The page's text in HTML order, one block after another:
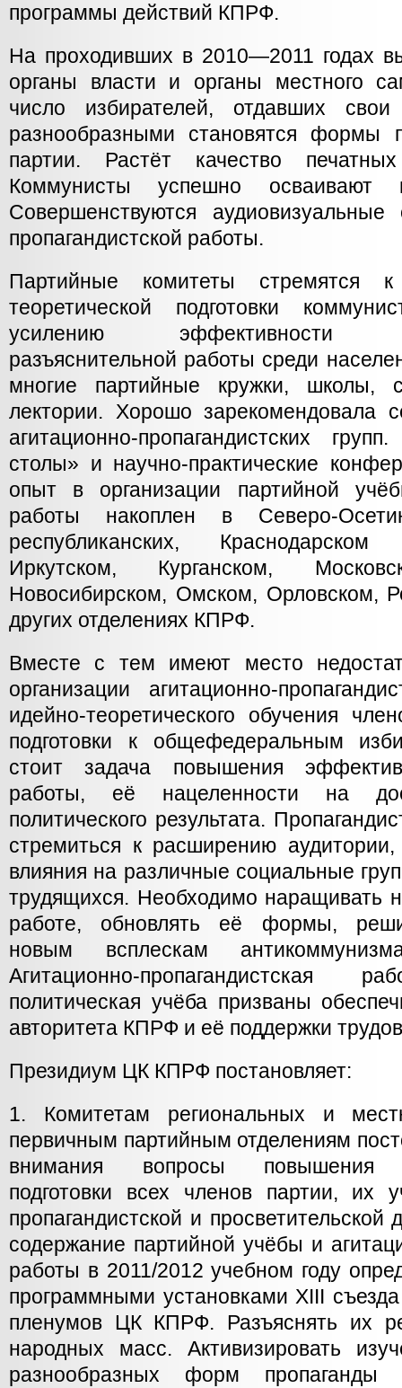
программы действий КПРФ.
На проходивших в 2010—2011 годах
органы власти и органы местного
число избирателей, отдавших
разнообразными становятся формы
партии. Растёт качество
Коммунисты успешно осваивают
Совершенствуются аудиовизуальные
пропагандистской работы.
Партийные комитеты стремятся
теоретической подготовки
усилению эффективности
разъяснительной работы среди
многие партийные кружки, школы,
лектории. Хорошо зарекомендовала
агитационно-пропагандистских
столы» и научно-практические
опыт в организации партийной
работы накоплен в Северо-
республиканских,
Иркутском, Курганском,
Новосибирском, Омском, Орловском,
других отделениях КПРФ.
Вместе с тем имеют место
организации агитационно-
идейно-теоретического обучения
подготовки к общефедеральным
стоит задача повышения
работы, её нацеленности на
политического результата.
стремиться к расширению
влияния на различные социальные
трудящихся. Необходимо наращивать
работе, обновлять её формы,
новым всплескам
Агитационно-
политическая учёба призваны
авторитета КПРФ и её поддержки
Президиум ЦК КПРФ постановляет:
1. Комитетам региональных и
первичным партийным отделениям
внимания вопросы повышения
подготовки всех членов партии, их
пропагандистской и просветительской
содержание партийной учёбы и
работы в 2011/2012 учебном году
программными установками XIII
пленумов ЦК КПРФ. Разъяснять их
народных масс. Активизировать
разнообразных форм